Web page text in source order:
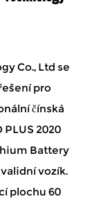
Co., Ltd se
pro
čínská
2020
Battery
vozík.
plochu 60